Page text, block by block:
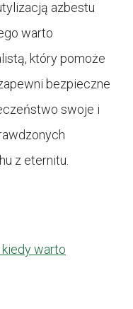
azbestu
warto
który pomoże
bezpieczne
swoje i
z eternitu.
warto